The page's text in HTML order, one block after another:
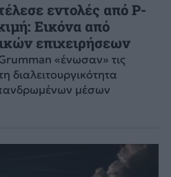
εντολές από P-
Εικόνα από
επιχειρήσεων
«ένωσαν» τις
διαλειτουργικότητα
μέσων